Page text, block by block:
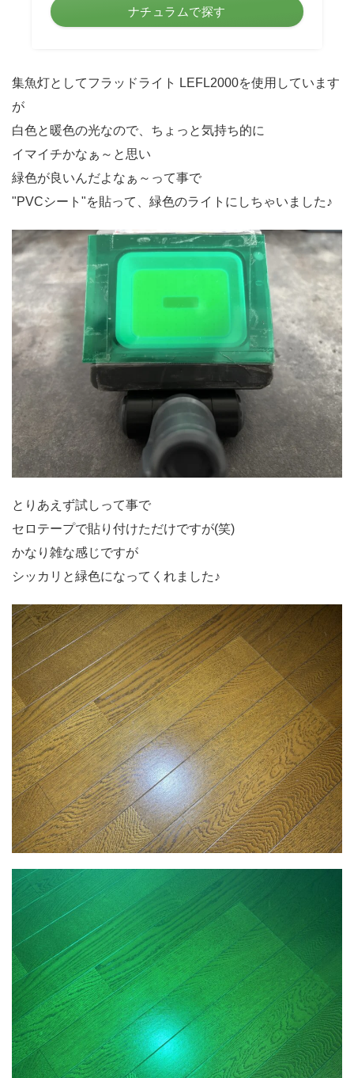
ナチュラムで探す
集魚灯としてフラッドライト LEFL2000を使用しています
が
白色と暖色の光なので、ちょっと気持ち的に
イマイチかなぁ～と思い
緑色が良いんだよなぁ～って事で
"PVCシート"を貼って、緑色のライトにしちゃいました♪
とりあえず試しって事で
セロテープで貼り付けただけですが(笑)
かなり雑な感じですが
シッカリと緑色になってくれました♪